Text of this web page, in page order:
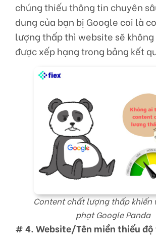
chúng thiếu thông tin chuyên
dung của bạn bị Google coi là
lượng thấp thì website sẽ không
được xếp hạng trong bảng kết
Content chất lượng thấp khiến
phạt Google Panda
# 4. Website/Tên miền thiếu